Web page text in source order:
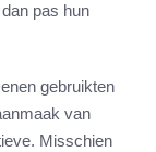
pas hun
gebruikten
van
Misschien